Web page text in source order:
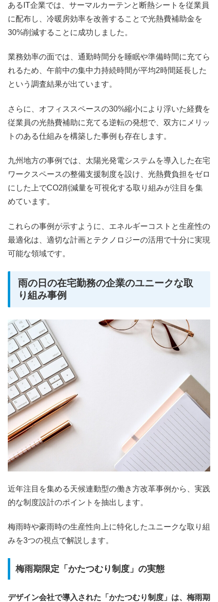
あるIT企業では、サーマルカーテンと断熱シートを従業員
に配布し、冷暖房効率を改善することで光熱費補助金を
30%削減することに成功しました。
業務効率の面では、通勤時間分を睡眠や準備時間に充てら
れるため、午前中の集中力持続時間が平均2時間延長した
という調査結果が出ています。
さらに、オフィススペースの30%縮小により浮いた経費を
従業員の光熱費補助に充てる逆転の発想で、双方にメリッ
トのある仕組みを構築した事例も存在します。
九州地方の事例では、太陽光発電システムを導入した在宅
ワークスペースの整備支援制度を設け、光熱費負担をゼロ
にした上でCO2削減量を可視化する取り組みが注目を集
めています。
これらの事例が示すように、エネルギーコストと生産性の
最適化は、適切な計画とテクノロジーの活用で十分に実現
可能な領域です。
雨の日の在宅勤務の企業のユニークな取
り組み事例
近年注目を集める天候連動型の働き方改革事例から、実践
的な制度設計のポイントを抽出します。
梅雨時や豪雨時の生産性向上に特化したユニークな取り組
みを3つの視点で解説します。
梅雨期限定「かたつむり制度」の実態
デザイン会社で導入された「かたつむり制度」は、梅雨期